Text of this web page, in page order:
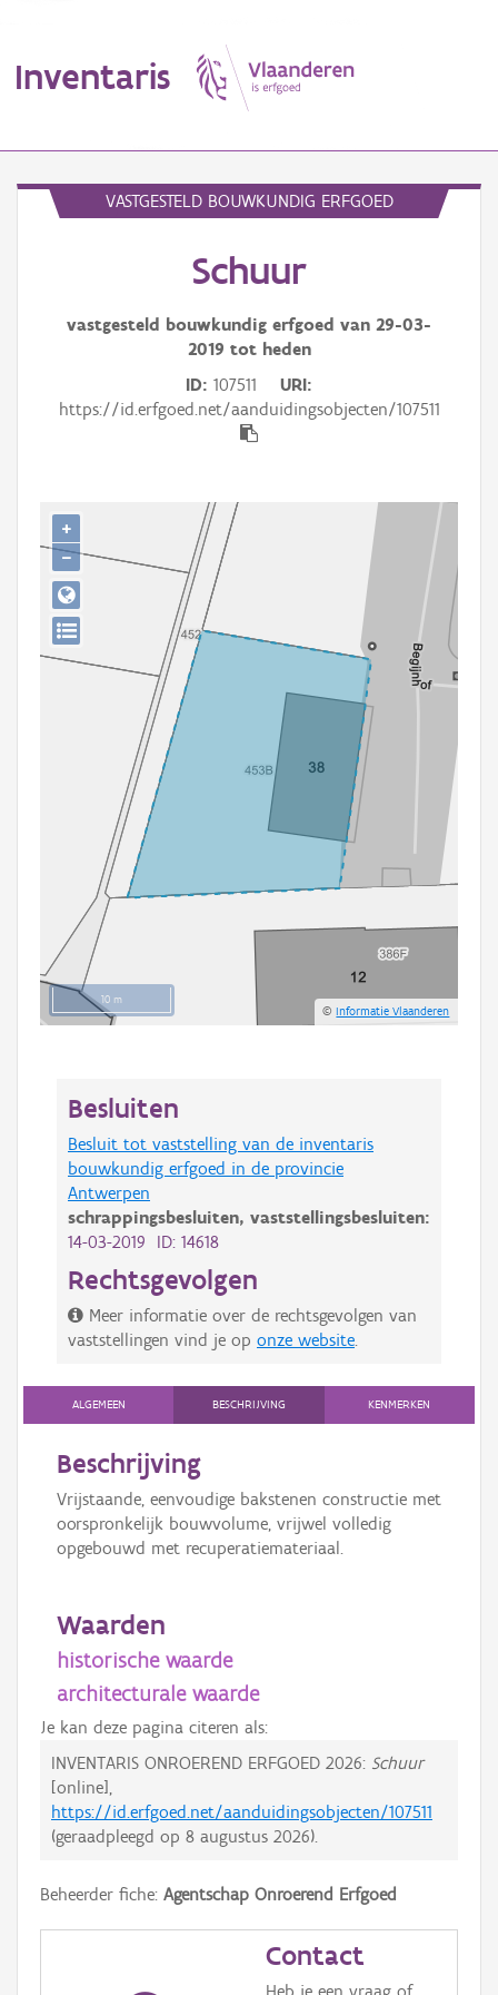
Inventaris
Aanduidingsobject
Thema
Persoon of collectief
Downloads
Hergebruik
Aanmelden
VASTGESTELD BOUWKUNDIG ERFGOED
Schuur
vastgesteld bouwkundig erfgoed van 29-03-
2019 tot heden
ID 107511
URI
https://id.erfgoed.net/aanduidingsobjecten/107511
10 m
©Informatie Vlaanderen
+
−
Besluiten
Besluit tot vaststelling van de inventaris
bouwkundig erfgoed in de provincie
Antwerpen
schrappingsbesluiten, vaststellingsbesluiten:
14-03-2019 ID: 14618
Rechtsgevolgen
Meer informatie over de rechtsgevolgen van
vaststellingen vind je op onze website
ALGEMEEN BESCHRIJVING KENMERKEN
Beschrijving
Vrijstaande, eenvoudige bakstenen constructie met
oorspronkelijk bouwvolume, vrijwel volledig
opgebouwd met recuperatiemateriaal.
Waarden
historische waarde
architecturale waarde
Je kan deze pagina citeren als:
INVENTARIS ONROEREND ERFGOED 2026: Schuur
[online],
https://id.erfgoed.net/aanduidingsobjecten/107511
(geraadpleegd op 8 augustus 2026).
Beheerder fiche: Agentschap Onroerend Erfgoed
Contact